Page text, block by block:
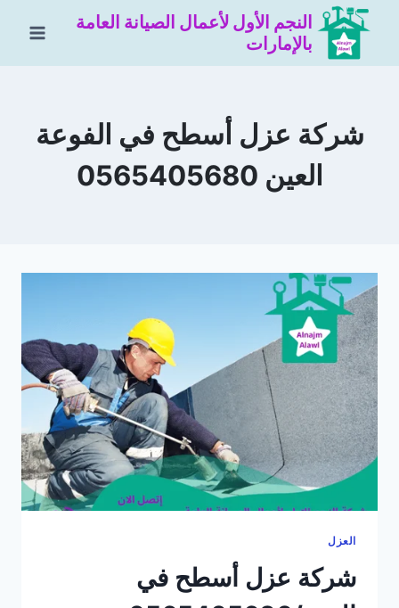
التجاوز
المحتوى
النجم الأول لأعمال الصيانة العامة
بالإمارات
شركة عزل أسطح في الفوعة
العين 0565405680
العزل
شركة عزل أسطح في